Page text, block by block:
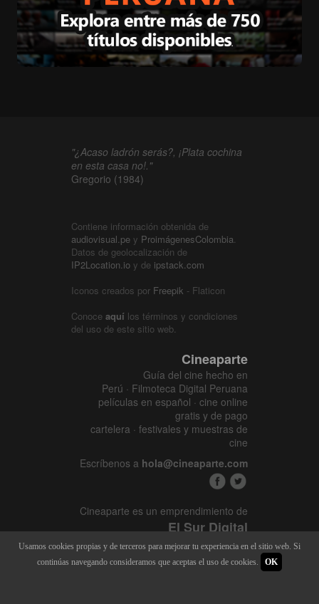
"¿Acaso ladrón serás?, ¡Plata cochina
en esta casa no!."
Gregorio (1984)
Contiene información obtenida de
audiovisual.pe y ProimágenesColombia.
Datos de geolocalización de
IP2Location.io y de ipstack.com
Iconos creados por Freepik - Flaticon
Conoce aquí los términos y condiciones
del uso de este sitio web.
Cineaparte
Guía del cine hecho en
Perú · Filmoteca Digital Peruana
películas en español · cine online
gratis y de pago
cartelera · festivales y muestras de
cine
Escríbenos a hola@cineaparte.com
Cineaparte es un emprendimiento de
El Sur Digital
www.elsurcine.com
Desarrollado porSALA247
Usamos cookies propias y de terceros para mejorar tu experiencia en el sitio web. Si
continúas navegando consideramos que aceptas el uso de cookies.
OK